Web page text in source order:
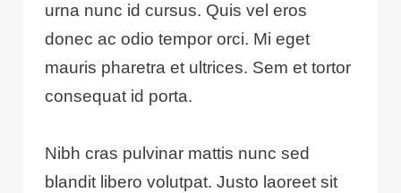
urna nunc id cursus. Quis vel eros
donec ac odio tempor orci. Mi eget
mauris pharetra et ultrices. Sem et tortor
consequat id porta.
Nibh cras pulvinar mattis nunc sed
blandit libero volutpat. Justo laoreet sit